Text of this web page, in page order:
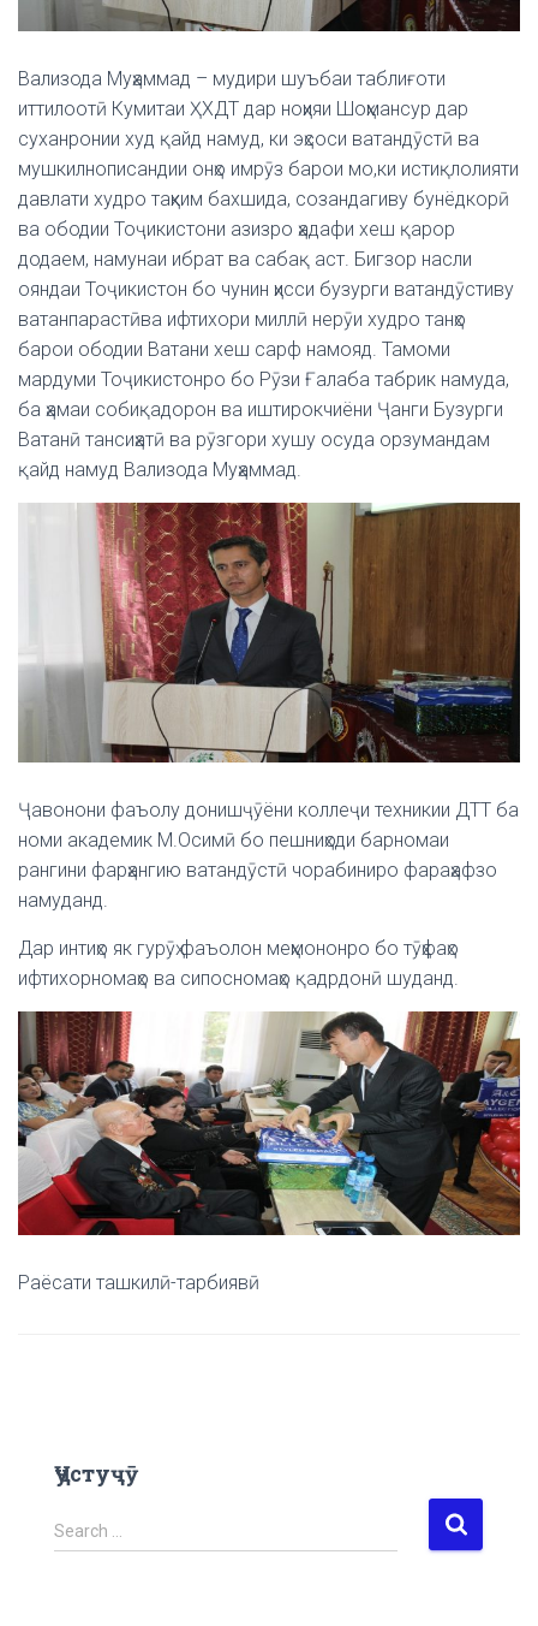
Вализода Муҳаммад – мудири шуъбаи таблиғоти
иттилоотӣ Кумитаи ҲХДТ дар ноҳияи Шоҳмансур дар
суханронии худ қайд намуд, ки эҳсоси ватандӯстӣ ва
мушкилнописандии онҳо имрӯз барои мо,ки истиқлолияти
давлати худро таҳким бахшида, созандагиву бунёдкорӣ
ва ободии Тоҷикистони азизро ҳадафи хеш қарор
додаем, намунаи ибрат ва сабақ аст. Бигзор насли
ояндаи Тоҷикистон бо чунин ҳисси бузурги ватандӯстиву
ватанпарастӣва ифтихори миллӣ нерӯи худро танҳо
барои ободии Ватани хеш сарф намояд. Тамоми
мардуми Тоҷикистонро бо Рӯзи Ғалаба табрик намуда,
ба ҳамаи собиқадорон ва иштирокчиёни Ҷанги Бузурги
Ватанӣ тансиҳатӣ ва рӯзгори хушу осуда орзумандам
қайд намуд Вализода Муҳаммад.
Ҷавонони фаъолу донишҷӯёни коллеҷи техникии ДТТ ба
номи академик М.Осимӣ бо пешниҳоди барномаи
рангини фарҳангию ватандӯстӣ чорабиниро фараҳафзо
намуданд.
Дар интиҳо як гурӯҳ фаъолон меҳмононро бо тӯҳфаҳо
ифтихорномаҳо ва сипосномаҳо қадрдонӣ шуданд.
Раёсати ташкилӣ-тарбиявӣ
Ҷустуҷӯ
S
e
Search …